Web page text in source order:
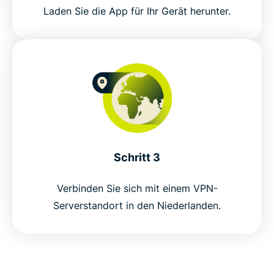
Download ExpressVPN for the Netherlands in 3
Everyday ways to use a Netherlands VPN
Free Netherlands VPNs vs ExpressVPN
Why choose ExpressVPN for the Netherlands?
Laden Sie die App für Ihr Gerät herunter.
Schritt 3
Verbinden Sie sich mit einem VPN-
Serverstandort in den Niederlanden.